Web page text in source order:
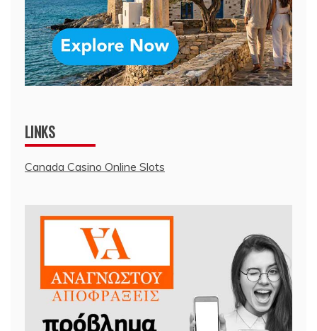
LINKS
Canada Casino Online Slots